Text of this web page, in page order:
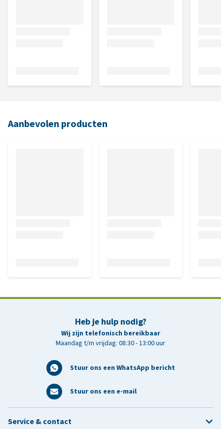
Aanbevolen producten
Heb je hulp nodig?
Wij zijn telefonisch bereikbaar
Maandag t/m vrijdag: 08:30 - 13:00 uur
Stuur ons een WhatsApp bericht
Stuur ons een e-mail
Service & contact